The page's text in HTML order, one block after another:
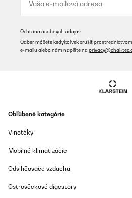
Ochrana osobných údajov
Odber môžete kedykoľvek zrušiť
e-mailu alebo nám napíšte na privacy@chal-
Obľúbené kategórie
Vinotéky
Mobilné klimatizácie
Odvlhčovače vzduchu
Ostrovčekové digestory